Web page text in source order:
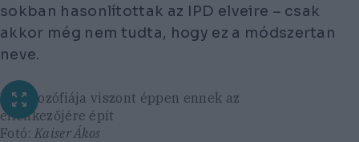
sokban hasonlítottak az IPD elveire – csak
akkor még nem tudta, hogy ez a módszertan
neve.
IPD filozófiája viszont éppen ennek az
ellenkezőjére épít
Fotó: Kaiser Ákos